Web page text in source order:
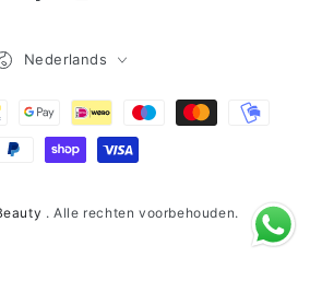
. Alle rechten voorbehouden.
Nederlands